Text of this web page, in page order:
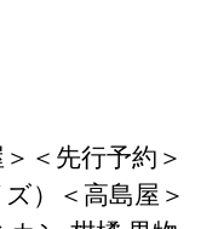
＜先行予約＞
）＜高島屋＞